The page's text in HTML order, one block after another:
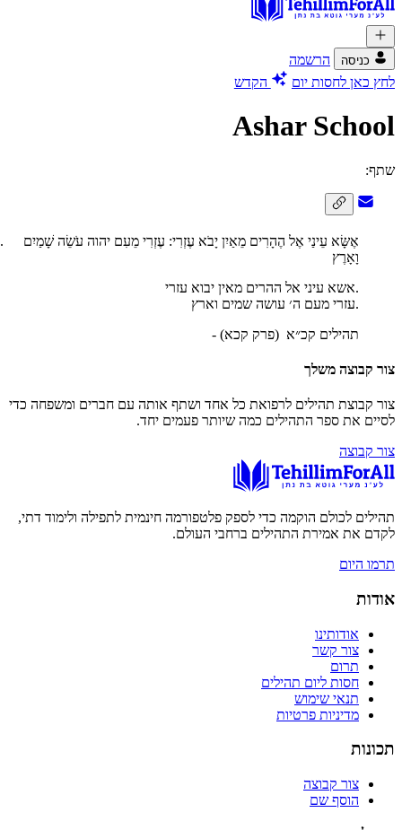
כניסה
הרשמה
לחץ כאן לחסות יום
הקדש
Ashar School
שתף:
אֶשָּׂא עֵינַי אֶל הֶהָרִים מֵאַיִן יָבֹא עֶזְרִי: עֶזְרִי מֵעִם יהוה עֹשֵׂה שָׁמַיִם
וָאָרֶץ
- תהילים קכ״א (פרק קכא)
צור קבוצה משלך
צור קבוצת תהילים לרפואת כל אחד ושתף אותה עם חברים ומשפחה כדי
לסיים את ספר התהילים כמה שיותר פעמים יחד.
צור קבוצה
תהילים לכולם הוקמה כדי לספק פלטפורמה חינמית לתפילה ולימוד דתי,
לקדם את אמירת התהילים ברחבי העולם.
תרמו היום
אודות
אודותינו
צור קשר
תרום
חסות ליום תהילים
תנאי שימוש
מדיניות פרטיות
תכונות
צור קבוצה
הוסף שם